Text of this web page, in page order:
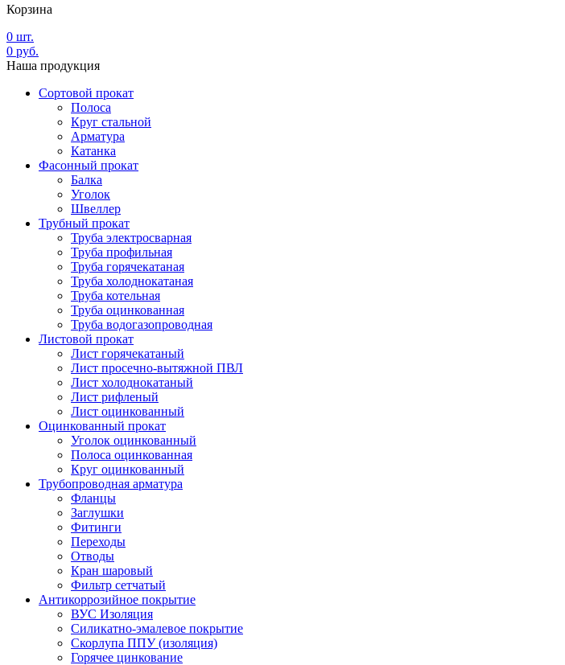
Корзина
0 шт.
0 руб.
Наша продукция
Сортовой прокат
Полоса
Круг стальной
Арматура
Катанка
Фасонный прокат
Балка
Уголок
Швеллер
Трубный прокат
Труба электросварная
Труба профильная
Труба горячекатаная
Труба холоднокатаная
Труба котельная
Труба оцинкованная
Труба водогазопроводная
Листовой прокат
Лист горячекатаный
Лист просечно-вытяжной ПВЛ
Лист холоднокатаный
Лист рифленый
Лист оцинкованный
Оцинкованный прокат
Уголок оцинкованный
Полоса оцинкованная
Круг оцинкованный
Трубопроводная арматура
Фланцы
Заглушки
Фитинги
Переходы
Отводы
Кран шаровый
Фильтр сетчатый
Антикоррозийное покрытие
ВУС Изоляция
Силикатно-эмалевое покрытие
Скорлупа ППУ (изоляция)
Горячее цинкование